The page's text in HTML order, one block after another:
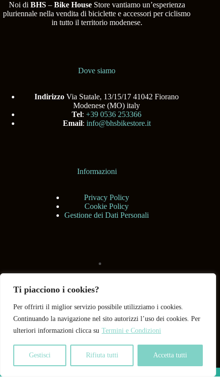
Ti piacciono i cookies?
Per offrirti il miglior servizio possibile utilizziamo i cookies.
Continuando la navigazione nel sito autorizzi l’uso dei cookies. Per
ulteriori informazioni clicca su Termini e Condizioni
Gestisci Rifiuta tutti Accetta tutti
Noi di BHS– Bike HouseStore vantiamo un’esperienza
pluriennale nella vendita di biciclette e accessori per ciclismo
in tutto il territorio modenese.
Dove siamo
Indirizzo Via Statale, 13/15/17 41042 Fiorano
Modenese (MO) italy
Tel:+39 0536 253366
Email: info@bhsbikestore.it
Informazioni
Privacy Policy
Cookie Policy
Gestione dei Dati Personali